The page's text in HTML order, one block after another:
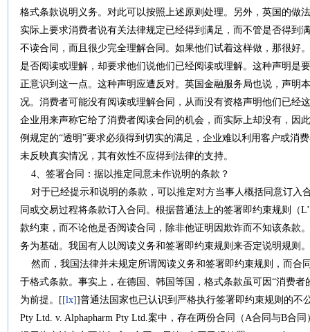
格式条款说明义务。对此可以按照上述原则处理。另外，英国的做
实际上要求消费者说有关法律规定已经得到满足，而不管是否得到
不读合同，而且很少完全理解合同。如果他们试着这样做，那很好
是否阅读或理解，却要求他们说他们已经阅读或理解。这种声明是
正意识到这一点。这种声明应遭反对。英国金融服务局也说，声明
况。消费者可能没有阅读或理解合同，从而没有资格声明他们已经
企业用来声称它给了消费者阅读合同的机会，而实际上却没有，因
例规定的“透明”要求必须得到切实的满足，企业难以利用客户或消
未反映真实情况，其有效性不应得到法律的支持。
4、签署合同：据以推定同意未作说明的条款？
对于已经提示和说明的条款，可以推定对方当事人概括同意订入
同或交易过程将条款订入合同。根据普通法上的签署即约束规则（
款约束，而不论他是否阅读合同，除非他证明因欺诈而不知该条款
务为基础。我国有人以阅读义务和签署即约束规则来否定说明规则。
然而，我国法律并未规定所谓阅读义务和签署即约束规则，而合
于格式条款。事实上，在德国、韩国等国，格式条款虽可因“消费
为前提。[ [lx]]普通法国家也已认识到严格执行签署即约束规则的不
Pty Ltd. v. Alphapharm Pty Ltd.案中，存在两份合同（A合同与B合